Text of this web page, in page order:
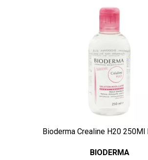
Bioderma Crealine H20 250Ml
BIODERMA